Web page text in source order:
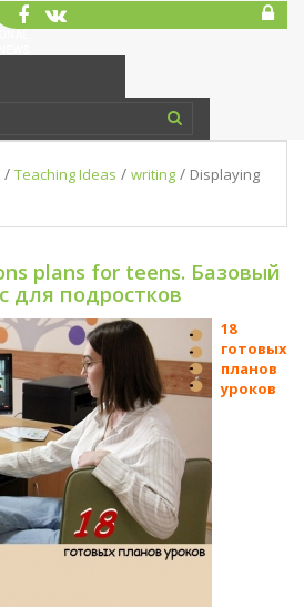
/ Teaching Ideas / writing / Displaying
plans for teens. Базовый
для подростков
18
готовых
планов
уроков